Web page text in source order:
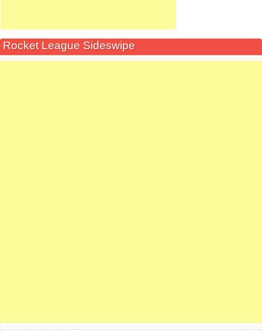
Rocket League Sideswipe